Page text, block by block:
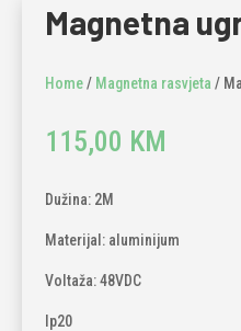
Magnetna
Home/ Magnetna rasvjeta /
115,00 KM
Dužina: 2M
Materijal: aluminijum
Voltaža: 48VDC
Ip20